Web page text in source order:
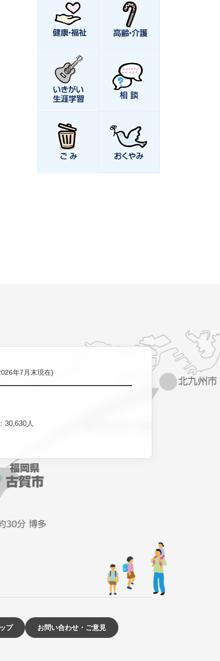
年7月末現在)
30,630人
プ お問い合わせ・ご意見